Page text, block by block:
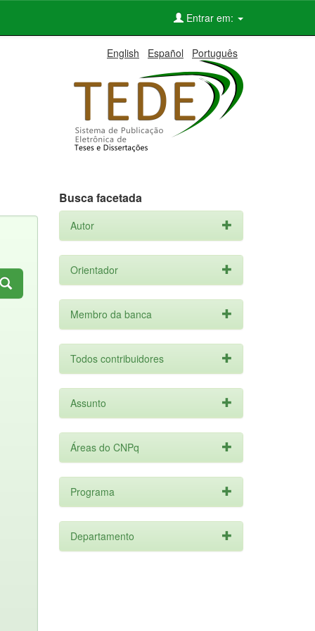
Entrar em:
English Español Português
Busca facetada
Autor
Orientador
Membro da banca
Todos contribuidores
Assunto
Áreas do CNPq
Programa
Departamento